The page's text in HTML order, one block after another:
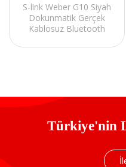
S-link Weber G10 Siyah
Dokunmatik Gerçek
Kablosuz Bluetooth
Kulaklık
Türkiye'nin